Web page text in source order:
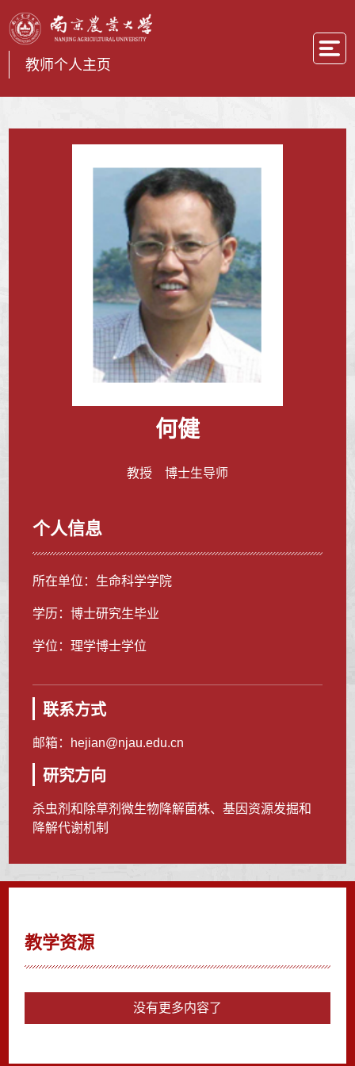
教师个人主页
何健
教授 博士生导师
个人信息
所在单位：生命科学学院
学历：博士研究生毕业
学位：理学博士学位
联系方式
邮箱： hejian@njau.edu.cn
研究方向
杀虫剂和除草剂微生物降解菌株、基因资源发掘和
降解代谢机制
教学资源
没有更多内容了